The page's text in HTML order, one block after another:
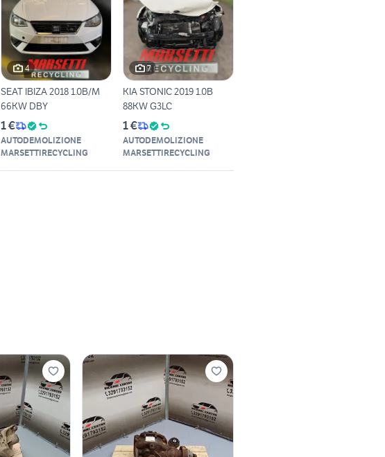
4
SEAT IBIZA 2018 1.0B/M
66KW DBY
1 €
AUTODEMOLIZIONE
MARSETTIRECYCLING
7
KIA STONIC 2019 1.0B
88KW G3LC
1 €
AUTODEMOLIZIONE
MARSETTIRECYCLING